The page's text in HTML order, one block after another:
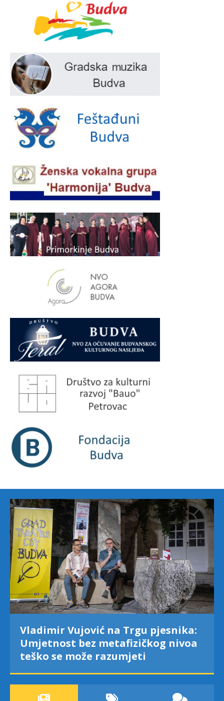
Vladimir Vujović na Trgu pjesnika:
Umjetnost bez metafizičkog nivoa
teško se može razumjeti